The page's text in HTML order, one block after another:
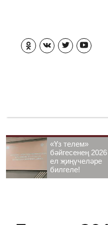
«Үз телем»
бәйгесенең
ел җиңүчеләре
билгеле!